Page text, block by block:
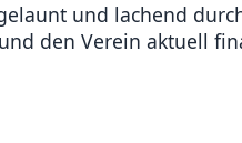
und lachend
den Verein aktuell